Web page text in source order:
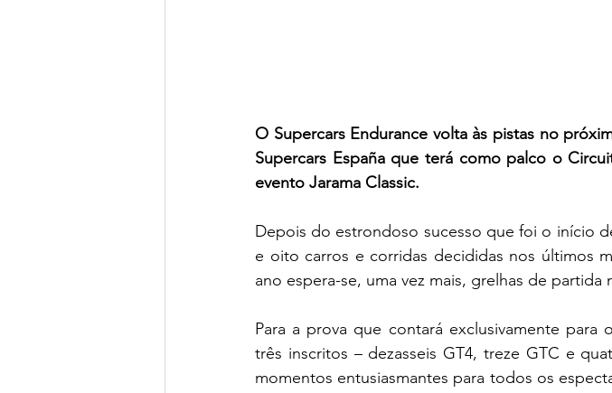
O Supercars Endurance volta às pistas no
Supercars España que terá como palco o
evento Jarama Classic.
Depois do estrondoso sucesso que foi o início
e oito carros e corridas decididas nos últimos
ano espera-se, uma vez mais, grelhas de
Para a prova que contará exclusivamente para
três inscritos – dezasseis GT4, treze GTC e
momentos entusiasmantes para todos os